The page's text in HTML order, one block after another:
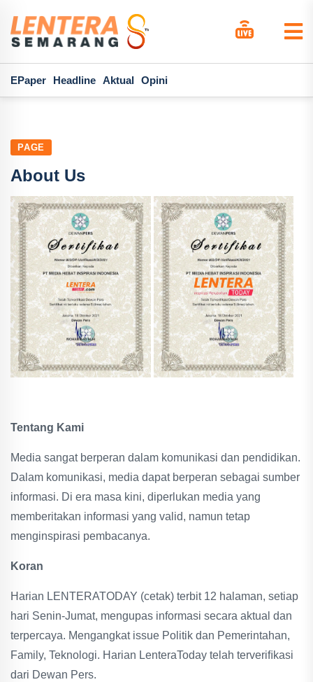
EPaper Headline Aktual Opini
PAGE
About Us
Tentang Kami
Media sangat berperan dalam komunikasi dan pendidikan.
Dalam komunikasi, media dapat berperan sebagai sumber
informasi. Di era masa kini, diperlukan media yang
memberitakan informasi yang valid, namun tetap
menginspirasi pembacanya.
Koran
Harian LENTERATODAY (cetak) terbit 12 halaman, setiap
hari Senin-Jumat, mengupas informasi secara aktual dan
terpercaya. Mengangkat issue Politik dan Pemerintahan,
Family, Teknologi. Harian LenteraToday telah terveriﬁkasi
dari Dewan Pers.